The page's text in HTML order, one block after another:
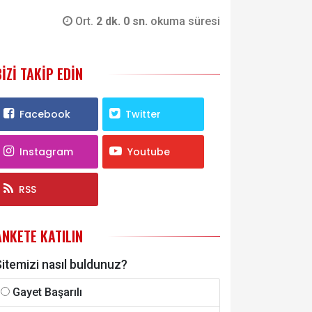
Ort. 2 dk. 0 sn. okuma süresi
TAKIP EDIN
Facebook Twitter
Instagram Youtube
RSS
KATILIN
nasıl buldunuz?
Gayet Başarılı